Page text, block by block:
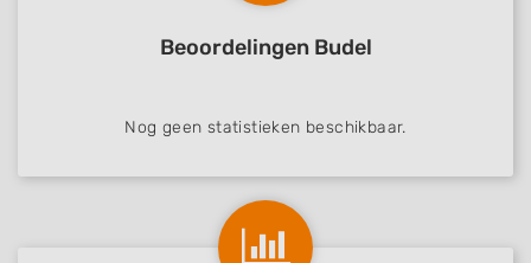
Beoordelingen Budel
Nog geen statistieken beschikbaar.